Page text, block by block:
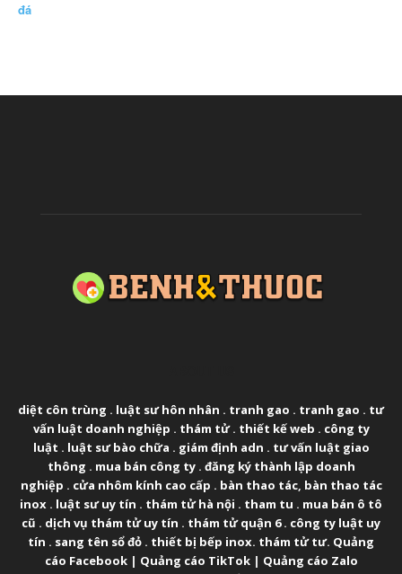
đá
diệt côn trùng . luật sư hôn nhân . tranh gao . tranh gao . tư
vấn luật doanh nghiệp . thám tử. thiết kế web . công ty
luật . luật sư bào chữa . giám định adn . tư vấn luật giao
thông . mua bán công ty. đăng ký thành lập doanh
nghiệp . cửa nhôm kính cao cấp . bàn thao tác, bàn thao tác
inox . luật sư uy tín . thám tử hà nội . tham tu . mua bán ô tô
cũ . dịch vụ thám tử uy tín . thám tử quận 6. công ty luật uy
tín . sang tên sổ đỏ . thiết bị bếp inox. thám tử tư. Quảng
cáo Facebook| Quảng cáo TikTok| Quảng cáo Zalo